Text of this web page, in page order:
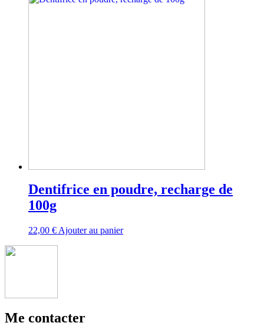
Dentifrice en poudre, recharge de
100g
22,00 € Ajouter au panier
Me contacter